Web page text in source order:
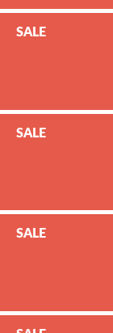
SALE
SALE
SALE